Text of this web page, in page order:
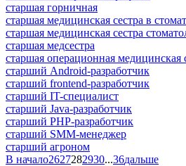
старшая горничная
старшая медицинская сестра в
старшая медицинская сестра
старшая медсестра
старшая операционная медицинская
старший Android-разработчик
старший frontend-разработчик
старший IT-специалист
старший Java-разработчик
старший PHP-разработчик
старший SMM-менеджер
старший агроном
В начало2627282930...36дальше